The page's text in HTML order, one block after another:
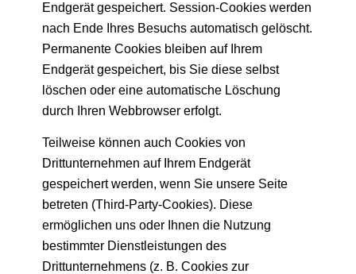
Endgerät gespeichert. Session-Cookies werden
nach Ende Ihres Besuchs automatisch gelöscht.
Permanente Cookies bleiben auf Ihrem
Endgerät gespeichert, bis Sie diese selbst
löschen oder eine automatische Löschung
durch Ihren Webbrowser erfolgt.
Teilweise können auch Cookies von
Drittunternehmen auf Ihrem Endgerät
gespeichert werden, wenn Sie unsere Seite
betreten (Third-Party-Cookies). Diese
ermöglichen uns oder Ihnen die Nutzung
bestimmter Dienstleistungen des
Drittunternehmens (z. B. Cookies zur